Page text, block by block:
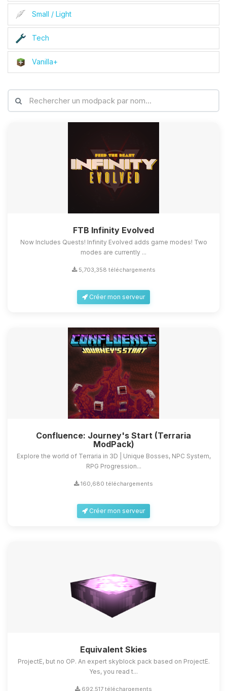
Small / Light
Tech
Vanilla+
FTB Infinity Evolved
Now Includes Quests! Infinity Evolved adds game modes! Two
modes are currently ...
5,703,358 téléchargements
Créer mon serveur
Confluence: Journey's Start (Terraria
ModPack)
Explore the world of Terraria in 3D | Unique Bosses, NPC System,
RPG Progression...
160,680 téléchargements
Créer mon serveur
Equivalent Skies
ProjectE, but no OP. An expert skyblock pack based on ProjectE.
Yes, you read t...
692,517 téléchargements